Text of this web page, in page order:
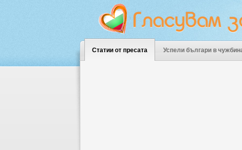
Статии от пресата Успели българи в